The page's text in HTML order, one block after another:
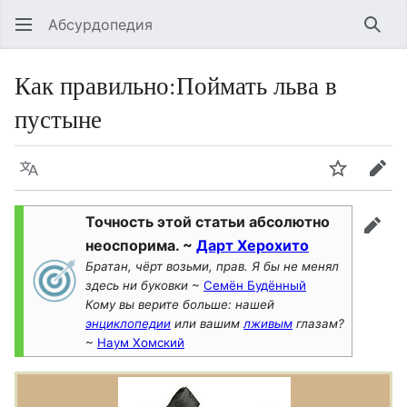
Абсурдопедия
Как правильно:Поймать льва в
пустыне
Язык
Точность этой статьи абсолютно
неоспорима. ~ Дарт Херохито
Братан, чёрт возьми, прав. Я бы не менял
здесь ни буковки ~ Семён Будённый
Кому вы верите больше: нашей
энциклопедии или вашим лживым глазам?
~ Наум Хомский